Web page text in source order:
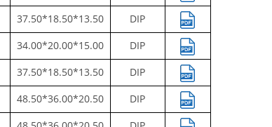
37.50*18.50*13.50
DIP
34.00*20.00*15.00
DIP
37.50*18.50*13.50
DIP
48.50*36.00*20.50
DIP